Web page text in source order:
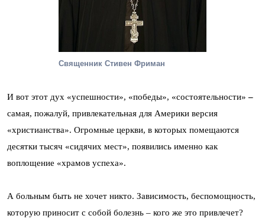
Священник Стивен Фриман
И вот этот дух «успешности», «победы», «состоятельности»–
самая, пожалуй, привлекательная для Америки версия
«христианства». Огромные церкви, в которых помещаются
десятки тысяч «сидячих мест», появились именно как
воплощение «храмов успеха».
А больным быть не хочет никто. Зависимость, беспомощность,
которую приносит с собой болезнь – кого же это привлечет?